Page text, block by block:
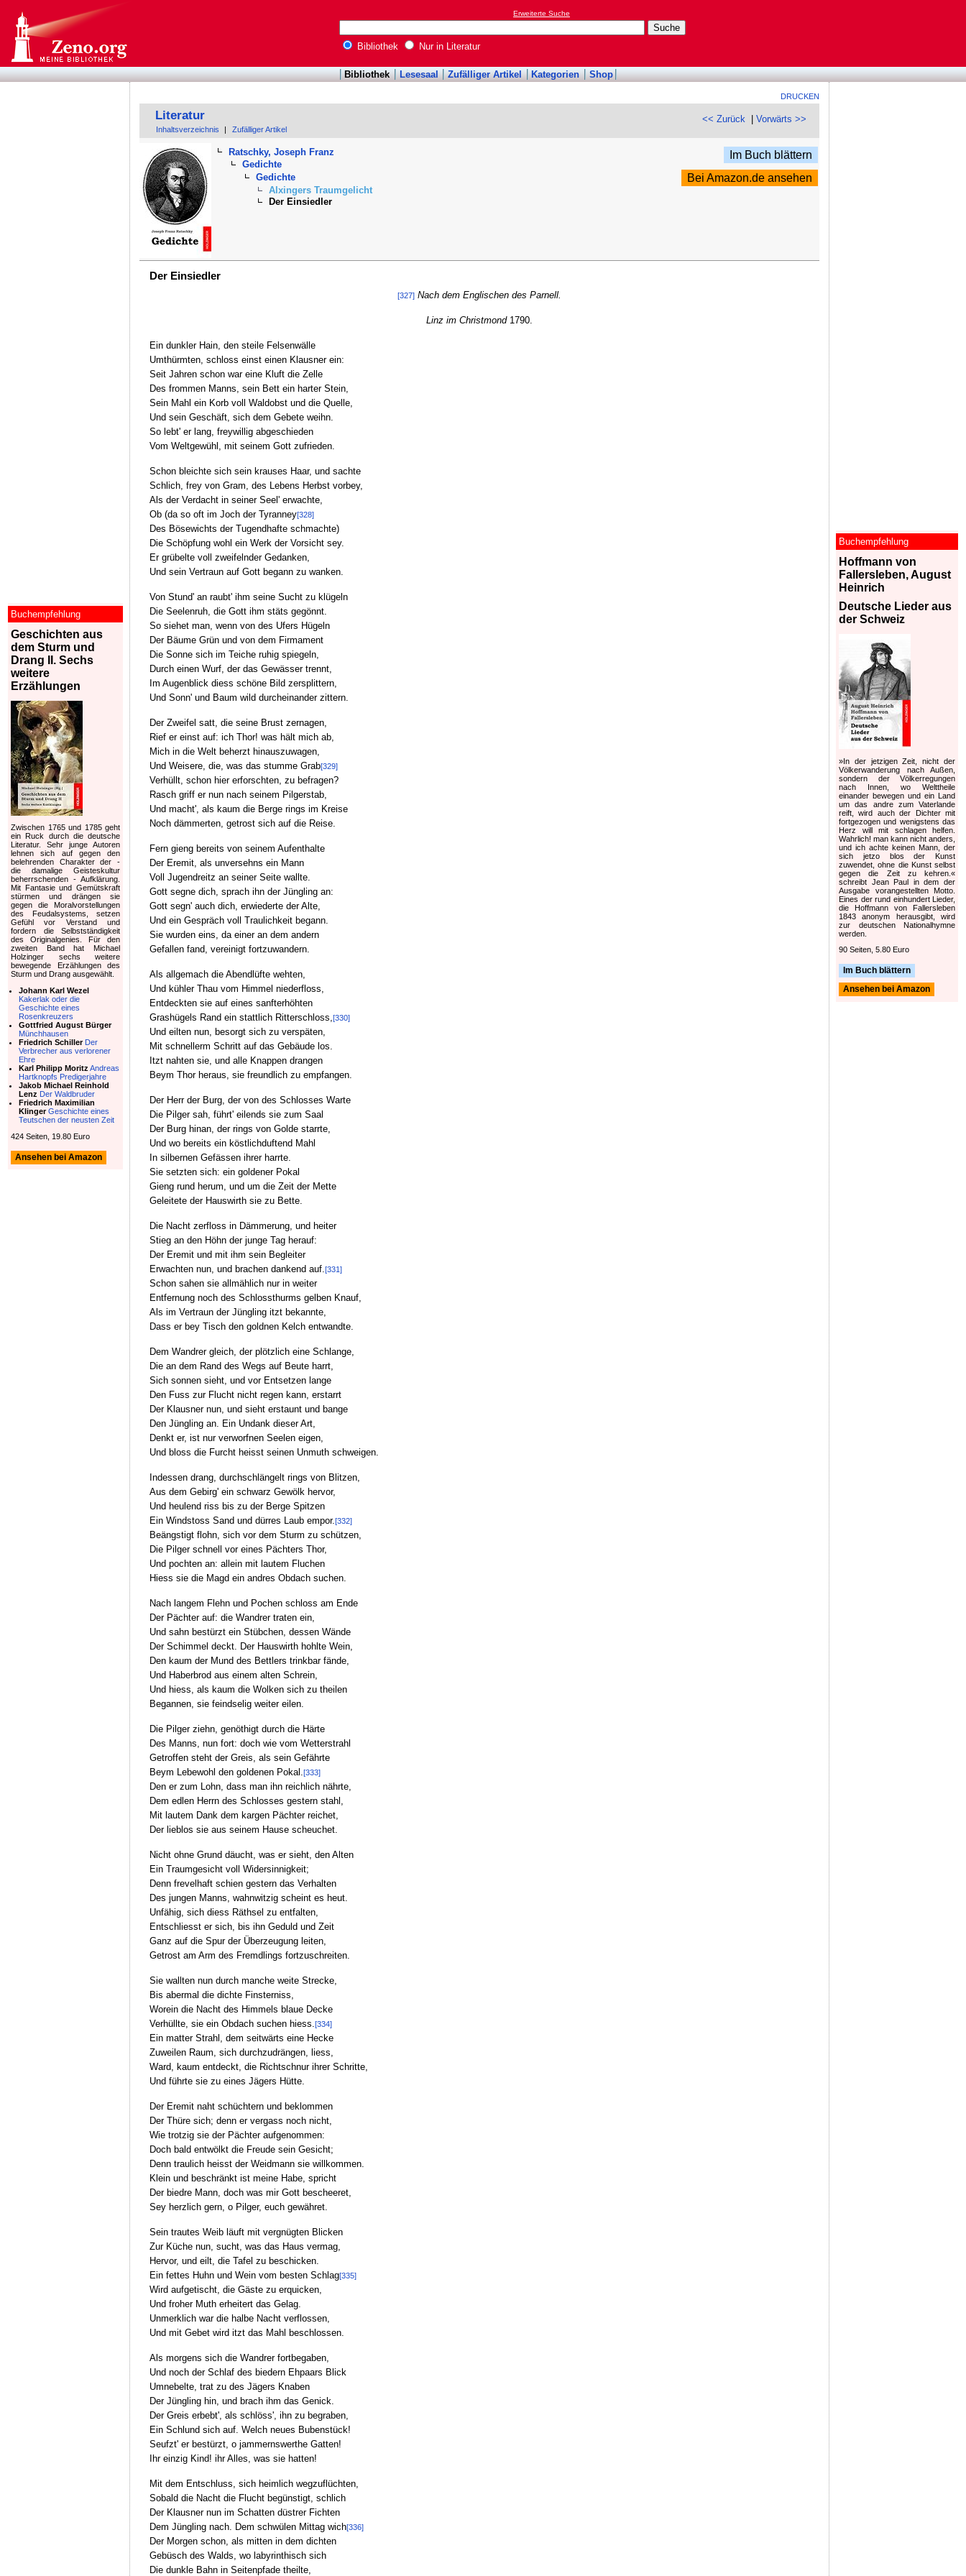
Erweiterte Suche
Bibliothek Nur in Literatur
Bibliothek Lesesaal Zufälliger Artikel Kategorien Shop
DRUCKEN
<< Zurück |Vorwärts >>
Literatur
Inhaltsverzeichnis Zufälliger Artikel
Ratschky, Joseph Franz
Gedichte
Gedichte
Alxingers Traumgelicht
Der Einsiedler
Im Buch blättern
Bei Amazon.de ansehen
Der Einsiedler
[327] Nach dem Englischen des Parnell.
Linz im Christmond1790.
Ein dunkler Hain, den steile Felsenwälle
Umthürmten, schloss einst einen Klausner ein:
Seit Jahren schon war eine Kluft die Zelle
Des frommen Manns, sein Bett ein harter Stein,
Sein Mahl ein Korb voll Waldobst und die Quelle,
Und sein Geschäft, sich dem Gebete weihn.
So lebt' er lang, freywillig abgeschieden
Vom Weltgewühl, mit seinem Gott zufrieden.
Schon bleichte sich sein krauses Haar, und sachte
Schlich, frey von Gram, des Lebens Herbst vorbey,
Als der Verdacht in seiner Seel' erwachte,
Ob (da so oft im Joch der Tyranney[328]
Des Bösewichts der Tugendhafte schmachte)
Die Schöpfung wohl ein Werk der Vorsicht sey.
Er grübelte voll zweifelnder Gedanken,
Und sein Vertraun auf Gott begann zu wanken.
Von Stund' an raubt' ihm seine Sucht zu klügeln
Die Seelenruh, die Gott ihm stäts gegönnt.
So siehet man, wenn von des Ufers Hügeln
Der Bäume Grün und von dem Firmament
Die Sonne sich im Teiche ruhig spiegeln,
Durch einen Wurf, der das Gewässer trennt,
Im Augenblick diess schöne Bild zersplittern,
Und Sonn' und Baum wild durcheinander zittern.
Der Zweifel satt, die seine Brust zernagen,
Rief er einst auf: ich Thor! was hält mich ab,
Mich in die Welt beherzt hinauszuwagen,
Und Weisere, die, was das stumme Grab[329]
Verhüllt, schon hier erforschten, zu befragen?
Rasch griff er nun nach seinem Pilgerstab,
Und macht', als kaum die Berge rings im Kreise
Noch dämmerten, getrost sich auf die Reise.
Fern gieng bereits von seinem Aufenthalte
Der Eremit, als unversehns ein Mann
Voll Jugendreitz an seiner Seite wallte.
Gott segne dich, sprach ihn der Jüngling an:
Gott segn' auch dich, erwiederte der Alte,
Und ein Gespräch voll Traulichkeit begann.
Sie wurden eins, da einer an dem andern
Gefallen fand, vereinigt fortzuwandern.
Als allgemach die Abendlüfte wehten,
Und kühler Thau vom Himmel niederfloss,
Entdeckten sie auf eines sanfterhöhten
Grashügels Rand ein stattlich Ritterschloss, [330]
Und eilten nun, besorgt sich zu verspäten,
Mit schnellerm Schritt auf das Gebäude los.
Itzt nahten sie, und alle Knappen drangen
Beym Thor heraus, sie freundlich zu empfangen.
Der Herr der Burg, der von des Schlosses Warte
Die Pilger sah, führt' eilends sie zum Saal
Der Burg hinan, der rings von Golde starrte,
Und wo bereits ein köstlichduftend Mahl
In silbernen Gefässen ihrer harrte.
Sie setzten sich: ein goldener Pokal
Gieng rund herum, und um die Zeit der Mette
Geleitete der Hauswirth sie zu Bette.
Die Nacht zerfloss in Dämmerung, und heiter
Stieg an den Höhn der junge Tag herauf:
Der Eremit und mit ihm sein Begleiter
Erwachten nun, und brachen dankend auf. [331]
Schon sahen sie allmählich nur in weiter
Entfernung noch des Schlossthurms gelben Knauf,
Als im Vertraun der Jüngling itzt bekannte,
Dass er bey Tisch den goldnen Kelch entwandte.
Dem Wandrer gleich, der plötzlich eine Schlange,
Die an dem Rand des Wegs auf Beute harrt,
Sich sonnen sieht, und vor Entsetzen lange
Den Fuss zur Flucht nicht regen kann, erstarrt
Der Klausner nun, und sieht erstaunt und bange
Den Jüngling an. Ein Undank dieser Art,
Denkt er, ist nur verworfnen Seelen eigen,
Und bloss die Furcht heisst seinen Unmuth schweigen.
Indessen drang, durchschlängelt rings von Blitzen,
Aus dem Gebirg' ein schwarz Gewölk hervor,
Und heulend riss bis zu der Berge Spitzen
Ein Windstoss Sand und dürres Laub empor.[332]
Beängstigt flohn, sich vor dem Sturm zu schützen,
Die Pilger schnell vor eines Pächters Thor,
Und pochten an: allein mit lautem Fluchen
Hiess sie die Magd ein andres Obdach suchen.
Nach langem Flehn und Pochen schloss am Ende
Der Pächter auf: die Wandrer traten ein,
Und sahn bestürzt ein Stübchen, dessen Wände
Der Schimmel deckt. Der Hauswirth hohlte Wein,
Den kaum der Mund des Bettlers trinkbar fände,
Und Haberbrod aus einem alten Schrein,
Und hiess, als kaum die Wolken sich zu theilen
Begannen, sie feindselig weiter eilen.
Die Pilger ziehn, genöthigt durch die Härte
Des Manns, nun fort: doch wie vom Wetterstrahl
Getroffen steht der Greis, als sein Gefährte
Beym Lebewohl den goldenen Pokal. [333]
Den er zum Lohn, dass man ihn reichlich nährte,
Dem edlen Herrn des Schlosses gestern stahl,
Mit lautem Dank dem kargen Pächter reichet,
Der lieblos sie aus seinem Hause scheuchet.
Nicht ohne Grund däucht, was er sieht, den Alten
Ein Traumgesicht voll Widersinnigkeit;
Denn frevelhaft schien gestern das Verhalten
Des jungen Manns, wahnwitzig scheint es heut.
Unfähig, sich diess Räthsel zu entfalten,
Entschliesst er sich, bis ihn Geduld und Zeit
Ganz auf die Spur der Überzeugung leiten,
Getrost am Arm des Fremdlings fortzuschreiten.
Sie wallten nun durch manche weite Strecke,
Bis abermal die dichte Finsterniss,
Worein die Nacht des Himmels blaue Decke
Verhüllte, sie ein Obdach suchen hiess. [334]
Ein matter Strahl, dem seitwärts eine Hecke
Zuweilen Raum, sich durchzudrängen, liess,
Ward, kaum entdeckt, die Richtschnur ihrer Schritte,
Und führte sie zu eines Jägers Hütte.
Der Eremit naht schüchtern und beklommen
Der Thüre sich; denn er vergass noch nicht,
Wie trotzig sie der Pächter aufgenommen:
Doch bald entwölkt die Freude sein Gesicht;
Denn traulich heisst der Weidmann sie willkommen.
Klein und beschränkt ist meine Habe, spricht
Der biedre Mann, doch was mir Gott bescheeret,
Sey herzlich gern, o Pilger, euch gewähret.
Sein trautes Weib läuft mit vergnügten Blicken
Zur Küche nun, sucht, was das Haus vermag,
Hervor, und eilt, die Tafel zu beschicken.
Ein fettes Huhn und Wein vom besten Schlag[335]
Wird aufgetischt, die Gäste zu erquicken,
Und froher Muth erheitert das Gelag.
Unmerklich war die halbe Nacht verflossen,
Und mit Gebet wird itzt das Mahl beschlossen.
Als morgens sich die Wandrer fortbegaben,
Und noch der Schlaf des biedern Ehpaars Blick
Umnebelte, trat zu des Jägers Knaben
Der Jüngling hin, und brach ihm das Genick.
Der Greis erbebt', als schlöss', ihn zu begraben,
Ein Schlund sich auf. Welch neues Bubenstück!
Seufzt' er bestürzt, o jammernswerthe Gatten!
Ihr einzig Kind! ihr Alles, was sie hatten!
Mit dem Entschluss, sich heimlich wegzuflüchten,
Sobald die Nacht die Flucht begünstigt, schlich
Der Klausner nun im Schatten düstrer Fichten
Dem Jüngling nach. Dem schwülen Mittag wich[336]
Der Morgen schon, als mitten in dem dichten
Gebüsch des Walds, wo labyrinthisch sich
Die dunkle Bahn in Seitenpfade theilte,
Buchempfehlung
Hoffmann von
Fallersleben, August
Heinrich
Deutsche Lieder aus
der Schweiz
»In der jetzigen Zeit, nicht der
Völkerwanderung nach Außen,
sondern der Völkerregungen
nach Innen, wo Welttheile
einander bewegen und ein Land
um das andre zum Vaterlande
reift, wird auch der Dichter mit
fortgezogen und wenigstens das
Herz will mit schlagen helfen.
Wahrlich! man kann nicht anders,
und ich achte keinen Mann, der
sich jetzo blos der Kunst
zuwendet, ohne die Kunst selbst
gegen die Zeit zu kehren.«
schreibt Jean Paul in dem der
Ausgabe vorangestellten Motto.
Eines der rund einhundert Lieder,
die Hoffmann von Fallersleben
1843 anonym herausgibt, wird
zur deutschen Nationalhymne
werden.
90 Seiten, 5.80 Euro
Im Buch blättern
Ansehen bei Amazon
Buchempfehlung
Geschichten aus
dem Sturm und
Drang II. Sechs
weitere
Erzählungen
Zwischen 1765 und 1785 geht
ein Ruck durch die deutsche
Literatur. Sehr junge Autoren
lehnen sich auf gegen den
belehrenden Charakter der -
die damalige Geisteskultur
beherrschenden - Aufklärung.
Mit Fantasie und Gemütskraft
stürmen und drängen sie
gegen die Moralvorstellungen
des Feudalsystems, setzen
Gefühl vor Verstand und
fordern die Selbstständigkeit
des Originalgenies. Für den
zweiten Band hat Michael
Holzinger sechs weitere
bewegende Erzählungen des
Sturm und Drang ausgewählt.
Johann Karl Wezel
Kakerlak oder die
Geschichte eines
Rosenkreuzers
Gottfried August Bürger
Münchhausen
Friedrich Schiller Der
Verbrecher aus verlorener
Ehre
Karl Philipp Moritz Andreas
Hartknopfs Predigerjahre
Jakob Michael Reinhold
Lenz Der Waldbruder
Friedrich Maximilian
Klinger Geschichte eines
Teutschen der neusten Zeit
424 Seiten, 19.80 Euro
Ansehen bei Amazon